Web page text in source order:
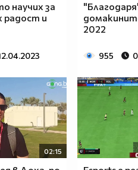
научих за
радост и
2022
955
02:15